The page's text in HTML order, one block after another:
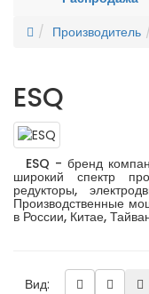
Производитель
ESQ
ESQ - бренд
широкий спектр
редукторы,
Производственные
в России, Китае,
Вид: